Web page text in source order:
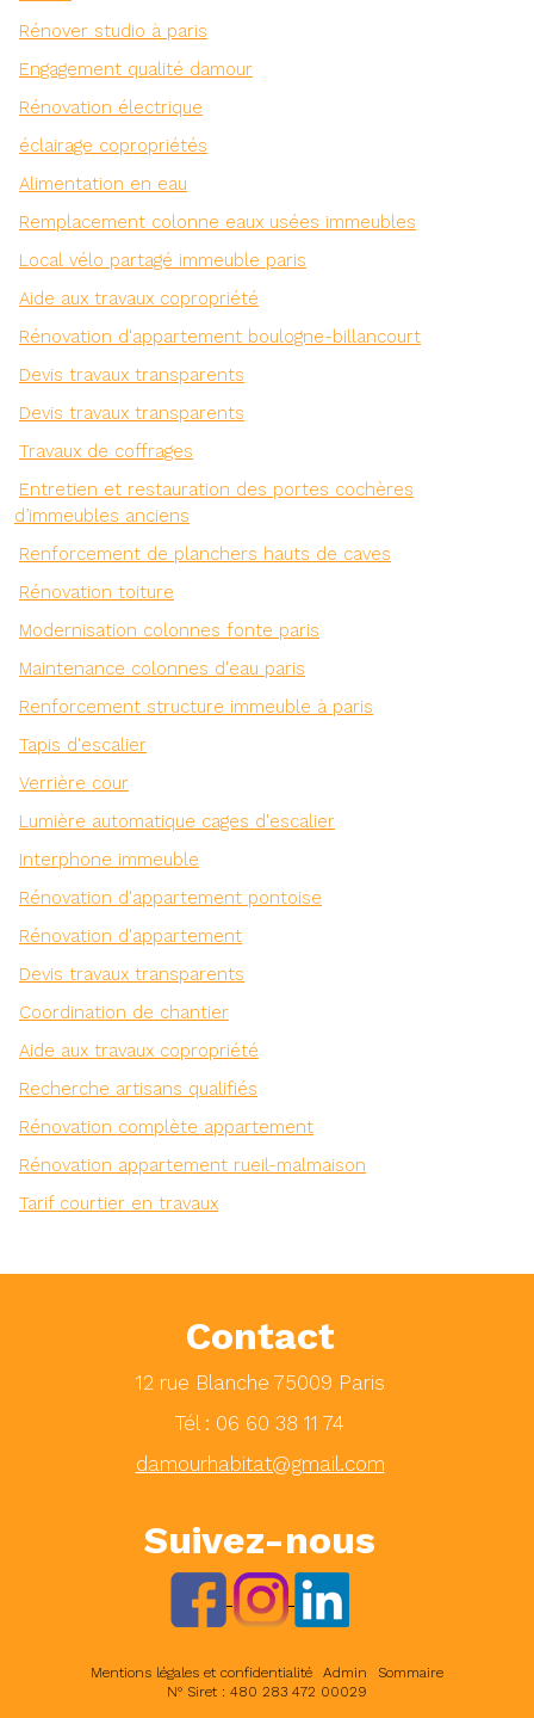
Rénover studio à paris
Engagement qualité damour
Rénovation électrique
éclairage copropriétés
Alimentation en eau
Remplacement colonne eaux usées immeubles
Local vélo partagé immeuble paris
Aide aux travaux copropriété
Rénovation d'appartement boulogne-billancourt
Devis travaux transparents
Devis travaux transparents
Travaux de coffrages
Entretien et restauration des portes cochères
d’immeubles anciens
Renforcement de planchers hauts de caves
Rénovation toiture
Modernisation colonnes fonte paris
Maintenance colonnes d'eau paris
Renforcement structure immeuble à paris
Tapis d'escalier
Verrière cour
Lumière automatique cages d'escalier
Interphone immeuble
Rénovation d'appartement pontoise
Rénovation d'appartement
Devis travaux transparents
Coordination de chantier
Aide aux travaux copropriété
Recherche artisans qualifiés
Rénovation complète appartement
Rénovation appartement rueil-malmaison
Tarif courtier en travaux
Contact
12 rue Blanche 75009 Paris
Tél : 06 60 38 11 74
damourhabitat@gmail.com
Suivez-nous
Mentions légales et confidentialité Admin
Sommaire
N° Siret : 480 283 472 00029